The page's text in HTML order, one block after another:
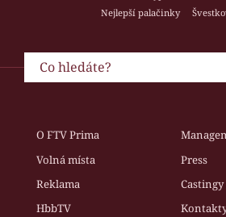
Nejlepší palačinky
O FTV Prima
Volná místa
Press
Reklama
HbbTV